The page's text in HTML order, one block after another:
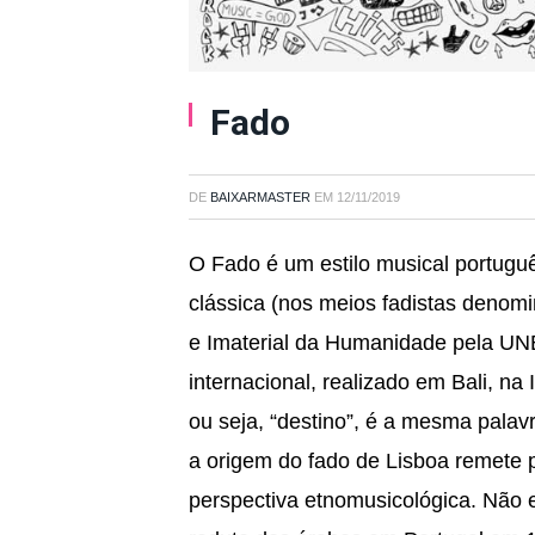
Fado
DE BAIXARMASTER EM 12/11/2019
O Fado é um estilo musical português. Geralmente é cantado por uma só pessoa (fadista) e acompanhado por uma guitarra clássica (nos meios fadistas denominada viola) e uma guitarra portuguesa. O fado foi elevado à categoria de Património Cultural e Imaterial da Humanidade pela UNESCO numa declaração aprovada no VI Comité Intergovernamental desta organização internacional, realizado em Bali, na Indonésia, entre 22 e 29 de Novembro de 2011. A Origem A palavra fado vem do latim fatum, ou seja, “destino”, é a mesma palavra que deu origem às palavras fada, fadario, e “correr o fado”. Uma explicação popular para a origem do fado de Lisboa remete para os cânticos dos mouros, no entanto, tal explicação é ingénua e incorreta duma perspectiva etnomusicológica. Não existem registos do fado até ao início do século XIX, nem era conhecido no Algarve, último reduto dos árabes em Portugal em 1249, nem mesmo na Andaluzia onde os árabes permaneceram até aos finais do século XV. “Na Irlanda, o cantor ou vate tinha o nome de Faith, e no tempo de Francisco I, Fatiste era o compositor «de jeux et novalistés » em que se vê a transição para a forma dramática, e a importância que merece entre nós o nome de Fadista dado ao cantor popular.” Uma outra origem é do escandinavo “fata”, que significa vestir, compor, que teria dado origem, segundo outra teoria, no francês antigo ao termo “fatiste” que significa poeta.”Assim podemos ver que o fado é uma degeneração da xacara, que pelas transformações sociais, veio a substituir a canção de gesta da idade média”. Numa outra teoria, também não completamente provada, a origem do fado parece despontar da imensa popularidade nos séculos XVIII e XIX da Modinha, e da sua síntese popular com outros géneros afins, como o Lundu que por sua vez tem origem em danças angolanas com o Kaduke de Mbaka, posteriormente uma das mais populares danças praticadas em Luanda com o nome de masemba. No essencial, a origem do fado é ainda desconhecida, mas certo é, que surge no rico caldo de culturas presentes em Lisboa, sendo por isso uma canção urbana. No entanto o fado só passou a ser conhecido depois de 1840, nas ruas de Lisboa. Nessa época só o fado do marinheiro era conhecido, e era, tal como as cantigas de levantar ferro as cantigas das fainas, ou a cantiga do degredado, cantado pelos marinheiros na proa do navio. O fado mais antigo é o fado do marinheiro, e é este fado que vai se tornar o modelo de todos os outros géneros de fado que mais tarde surgiriam como o fado corrido que surgiu a seguir e depois deste o fado da cotovia. E com o fado surgiram os fadistas, com os seus modos característicos de se vestirem, as suas atitudes não convencionais, desafiadoras por vezes, que se viam em frequentes contendas com grupos rivais. Um fadista, ou faia, de 1840 seria reconhecido pela sua